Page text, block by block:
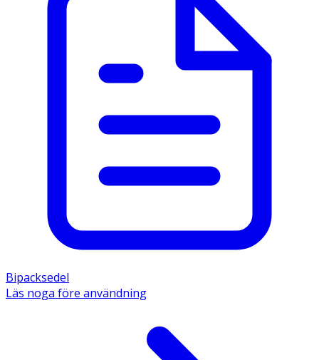
Bipacksedel
Läs noga före användning